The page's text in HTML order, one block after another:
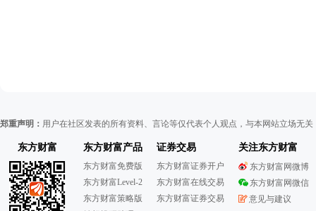
郑重声明： 用户在社区发表的所有资料、言论等仅代表个人观点，与本网站立场无
东方财富 东方财富产品
东方财富免费版
东方财富Level-2
东方财富策略版
证券交易
东方财富证券开户
东方财富在线交易
东方财富证券交易
关注东方财富
东方财富网微博
东方财富网微信
意见与建议